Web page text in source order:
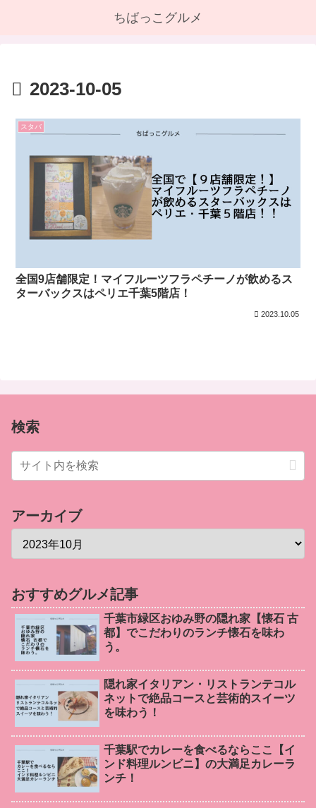
ちばっこグルメ
2023-10-05
スタバ
全国9店舗限定！マイフルーツフラペチーノが飲めるス
ターバックスはペリエ千葉5階店！
2023.10.05
検索
アーカイブ
おすすめグルメ記事
千葉市緑区おゆみ野の隠れ家【懐石 古
都】でこだわりのランチ懐石を味わ
う。
隠れ家イタリアン・リストランテコル
ネットで絶品コースと芸術的スイーツ
を味わう！
千葉駅でカレーを食べるならここ【イ
ンド料理ルンビニ】の大満足カレーラ
ンチ！